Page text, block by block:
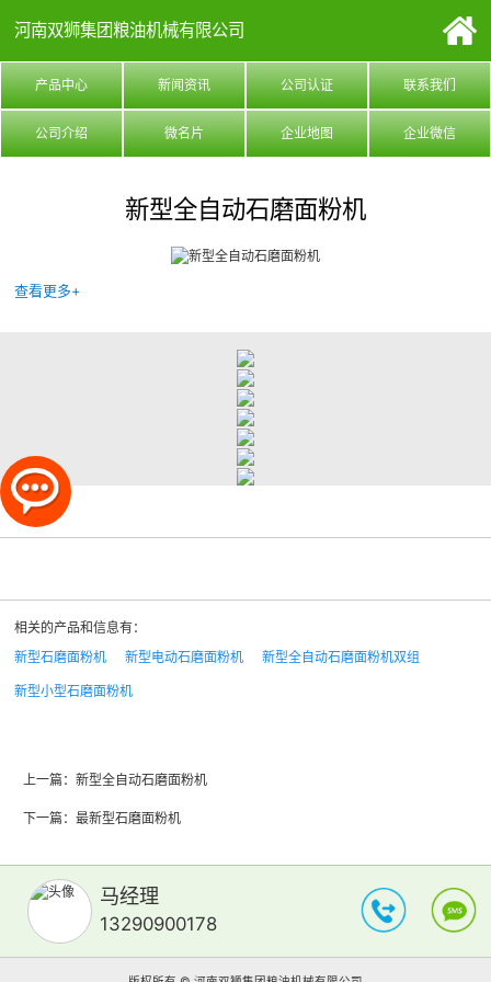
河南双狮集团粮油机械有限公司
产品中心 新闻资讯 公司认证 联系我们
公司介绍 微名片 企业地图 企业微信
新型全自动石磨面粉机
查看更多+
相关的产品和信息有：
新型石磨面粉机
新型电动石磨面粉机 新型全自动石磨面粉机双组
新型小型石磨面粉机
上一篇： 新型全自动石磨面粉机
下一篇： 最新型石磨面粉机
马经理
13290900178